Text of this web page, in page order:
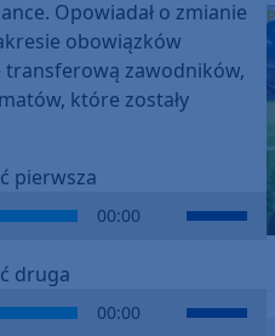
Opowiadał o zmianie
obowiązków
transferową zawodników,
które zostały
pierwsza
00:00
Use
Up/Down
to
druga
00:00
Use